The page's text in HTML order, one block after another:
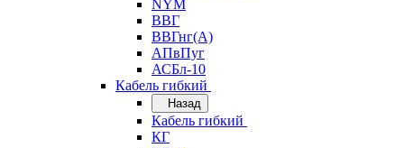
NYM
ВВГ
ВВГнг(А)
АПвПуг
АСБл-10
Кабель гибкий
Назад
Кабель гибкий
КГ